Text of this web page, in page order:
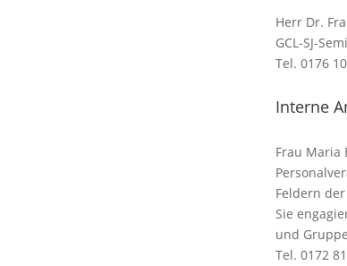
Herr Dr.
GCL-SJ-
Tel. 0176
Interne
Frau Maria
Feldern
Sie
und
Tel. 0172